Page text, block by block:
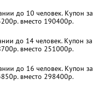
до 10 человек. Купон за
вместо 190400р.
до 14 человек. Купон за
вместо 251000р.
до 16 человек. Купон за
вместо 298400р.